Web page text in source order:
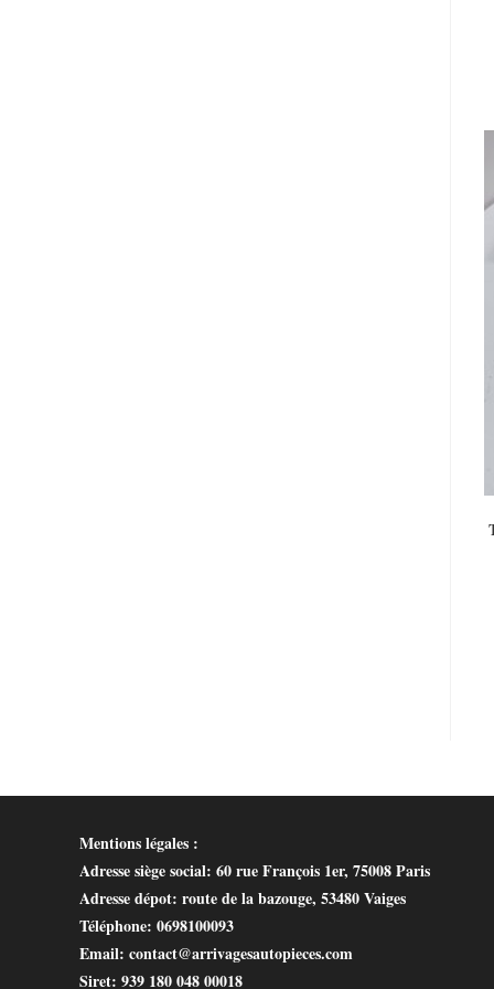
Mentions légales :
Adresse siège social: 60 rue François 1er, 75008 Paris
Adresse dépot: route de la bazouge, 53480 Vaiges
Téléphone: 0698100093
Email: contact@arrivagesautopieces.com
Siret: 939 180 048 00018